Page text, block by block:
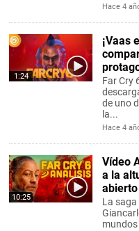
Hace 4
1:24
¡Vaas
Far Cry
de uno
la...
Hace 4
10:25
Vídeo
a la
La saga